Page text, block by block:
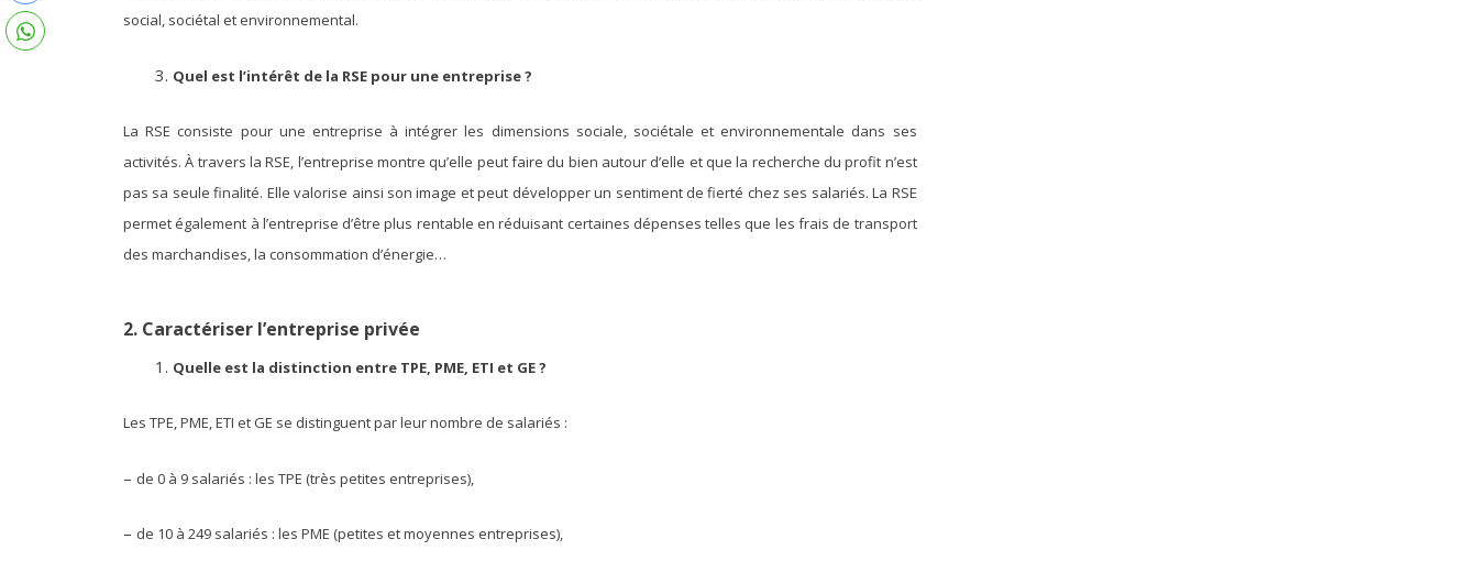
social, sociétal et environnemental.
Quel est l’intérêt de la RSE pour une entreprise ?
La RSE consiste pour une entreprise à intégrer les dimensions sociale, sociétale et environnementale dans ses
activités. À travers la RSE, l’entreprise montre qu’elle peut faire du bien autour d’elle et que la recherche du profit n’est
pas sa seule finalité. Elle valorise ainsi son image et peut développer un sentiment de fierté chez ses salariés. La RSE
permet également à l’entreprise d’être plus rentable en réduisant certaines dépenses telles que les frais de transport
des marchandises, la consommation d’énergie…
2. Caractériser l’entreprise privée
Quelle est la distinction entre TPE, PME, ETI et GE ?
Les TPE, PME, ETI et GE se distinguent par leur nombre de salariés :
– de 0 à 9 salariés : les TPE (très petites entreprises),
– de 10 à 249 salariés : les PME (petites et moyennes entreprises),